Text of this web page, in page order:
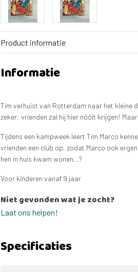
Product informatie
Informatie
Tim verhuist van Rotterdam naar het kleine
zeker: vrienden zal hij hier nóóit krijgen!
Tijdens een kampweek leert Tim Marco
vrienden een club op, zodat Marco ook
hen in huis kwam wonen…?
Voor kinderen vanaf 9 jaar
Niet gevonden wat je zocht?
Laat ons helpen!
Specificaties